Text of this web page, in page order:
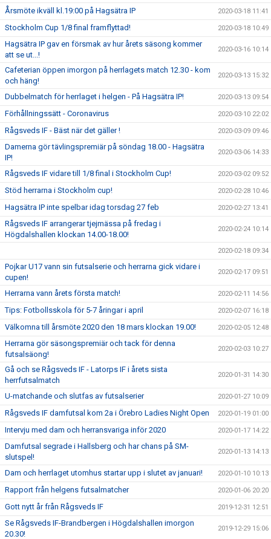
Årsmöte ikväll kl.19:00 på Hagsätra IP 2020-03-18 11:41
Stockholm Cup 1/8 final framflyttad! 2020-03-18 10:49
Hagsätra IP gav en försmak av hur årets säsong kommer
att se ut...!
2020-03-16 10:14
Cafeterian öppen imorgon på herrlagets match 12.30 - kom
och häng!
2020-03-13 15:32
Dubbelmatch för herrlaget i helgen - På Hagsätra IP! 2020-03-13 09:54
Förhållningssätt - Coronavirus 2020-03-10 22:02
Rågsveds IF - Bäst när det gäller ! 2020-03-09 09:46
Damerna gör tävlingspremiär på söndag 18.00 - Hagsätra
IP!
2020-03-06 14:33
Rågsveds IF vidare till 1/8 final i Stockholm Cup! 2020-03-02 09:52
Stöd herrarna i Stockholm cup! 2020-02-28 10:46
Hagsätra IP inte spelbar idag torsdag 27 feb 2020-02-27 13:41
Rågsveds IF arrangerar tjejmässa på fredag i
Högdalshallen klockan 14.00-18.00!
2020-02-24 10:14
2020-02-18 09:34
Pojkar U17 vann sin futsalserie och herrarna gick vidare i
cupen!
2020-02-17 09:51
Herrarna vann årets första match! 2020-02-11 14:56
Tips: Fotbollsskola för 5-7 åringar i april 2020-02-07 16:18
Välkomna till årsmöte 2020 den 18 mars klockan 19.00! 2020-02-05 12:48
Herrarna gör säsongspremiär och tack för denna
futsalsäong!
2020-02-03 10:27
Gå och se Rågsveds IF - Latorps IF i årets sista
herrfutsalmatch
2020-01-31 14:30
U-matchande och slutfas av futsalserier 2020-01-27 10:09
Rågsveds IF damfutsal kom 2a i Örebro Ladies Night Open 2020-01-19 01:00
Intervju med dam och herransvariga inför 2020 2020-01-17 14:22
Damfutsal segrade i Hallsberg och har chans på SM-
slutspel!
2020-01-13 14:13
Dam och herrlaget utomhus startar upp i slutet av januari! 2020-01-10 10:13
Rapport från helgens futsalmatcher 2020-01-06 20:20
Gott nytt år från Rågsveds IF 2019-12-31 12:51
Se Rågsveds IF-Brandbergen i Högdalshallen imorgon
20.30!
2019-12-29 15:06